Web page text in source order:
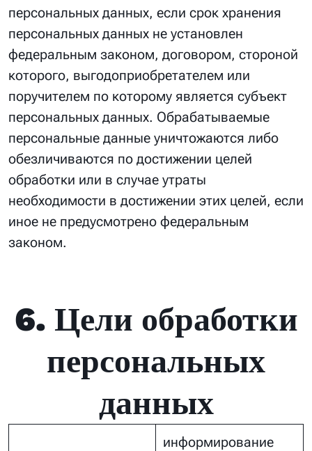
персональных данных, если срок хранения
персональных данных не установлен
федеральным законом, договором, стороной
которого, выгодоприобретателем или
поручителем по которому является субъект
персональных данных. Обрабатываемые
персональные данные уничтожаются либо
обезличиваются по достижении целей
обработки или в случае утраты
необходимости в достижении этих целей, если
иное не предусмотрено федеральным
законом.
6. Цели обработки
персональных
данных
информирование